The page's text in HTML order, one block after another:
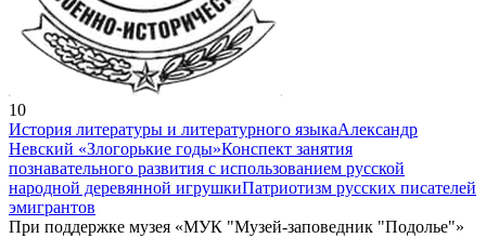
10
История литературы и литературного языкаАлександр
Невский «Злогорькие годы»Конспект занятия
познавательного развития с использованием русской
народной деревянной игрушкиПатриотизм русских писателей
эмигрантов
При поддержке музея «МУК "Музей-заповедник "Подолье"»